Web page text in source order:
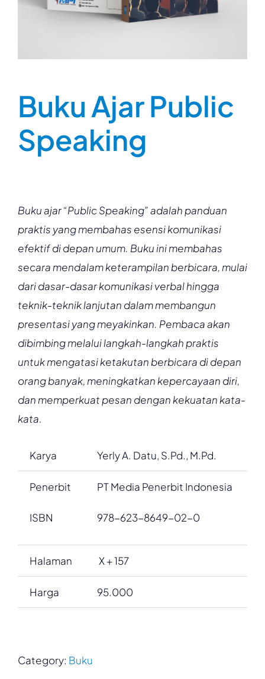
Buku Ajar Public
Speaking
Buku ajar “Public Speaking” adalah panduan
praktis yang membahas esensi komunikasi
efektif di depan umum. Buku ini membahas
secara mendalam keterampilan berbicara, mulai
dari dasar-dasar komunikasi verbal hingga
teknik-teknik lanjutan dalam membangun
presentasi yang meyakinkan. Pembaca akan
dibimbing melalui langkah-langkah praktis
untuk mengatasi ketakutan berbicara di depan
orang banyak, meningkatkan kepercayaan diri,
dan memperkuat pesan dengan kekuatan kata-
kata.
Karya Yerly A. Datu, S.Pd., M.Pd.
Penerbit
ISBN
PT Media Penerbit Indonesia
978-623-8649-02-0
Halaman X + 157
Harga 95.000
Category: Buku